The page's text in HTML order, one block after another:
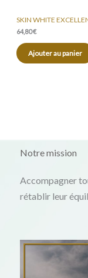
SKIN WHITE
64,80€
Ajouter au panier
Notre mission
Accompagner
rétablir leur